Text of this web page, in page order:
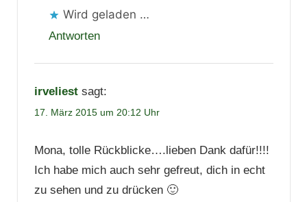
Wird geladen …
Antworten
irveliest sagt:
17. März 2015 um 20:12 Uhr
Mona, tolle Rückblicke….lieben Dank dafür!!!!
Ich habe mich auch sehr gefreut, dich in echt
zu sehen und zu drücken 🙂